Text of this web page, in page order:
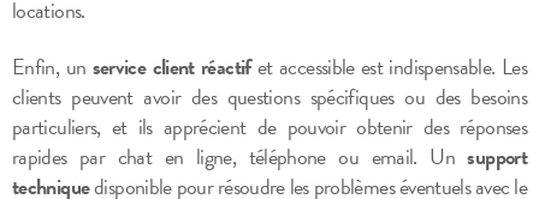
locations.
Enfin, un service client réactifet accessible est indispensable. Les
clients peuvent avoir des questions spécifiques ou des besoins
particuliers, et ils apprécient de pouvoir obtenir des réponses
rapides par chat en ligne, téléphone ou email. Unsupport
techniquedisponible pour résoudre les problèmes éventuels avec le